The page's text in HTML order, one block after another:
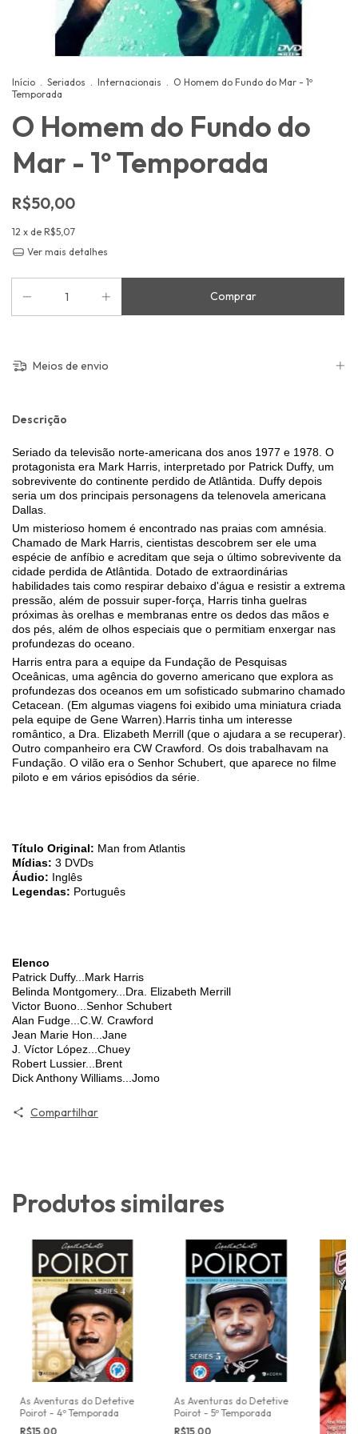
Início . Seriados . Internacionais . O Homem do Fundo do Mar - 1º
Temporada
O Homem do Fundo do
Mar - 1º Temporada
R$50,00
12 x de R$5,07
Ver mais detalhes
Meios de envio
Descrição
Seriado da televisão norte-americana dos anos 1977 e 1978. O
protagonista era Mark Harris, interpretado por Patrick Duffy, um
sobrevivente do continente perdido de Atlântida. Duffy depois
seria um dos principais personagens da telenovela americana
Dallas.
Um misterioso homem é encontrado nas praias com amnésia.
Chamado de Mark Harris, cientistas descobrem ser ele uma
espécie de anfíbio e acreditam que seja o último sobrevivente da
cidade perdida de Atlântida. Dotado de extraordinárias
habilidades tais como respirar debaixo d'água e resistir a extrema
pressão, além de possuir super-força, Harris tinha guelras
próximas às orelhas e membranas entre os dedos das mãos e
dos pés, além de olhos especiais que o permitiam enxergar nas
profundezas do oceano.
Harris entra para a equipe da Fundação de Pesquisas
Oceânicas, uma agência do governo americano que explora as
profundezas dos oceanos em um sofisticado submarino chamado
Cetacean. (Em algumas viagens foi exibido uma miniatura criada
pela equipe de Gene Warren).Harris tinha um interesse
romântico, a Dra. Elizabeth Merrill (que o ajudara a se recuperar).
Outro companheiro era CW Crawford. Os dois trabalhavam na
Fundação. O vilão era o Senhor Schubert, que aparece no filme
piloto e em vários episódios da série.
Título Original: Man from Atlantis
Mídias: 3 DVDs
Áudio: Inglês
Legendas: Português
Elenco
Patrick Duffy...Mark Harris
Belinda Montgomery...Dra. Elizabeth Merrill
Victor Buono...Senhor Schubert
Alan Fudge...C.W. Crawford
Jean Marie Hon...Jane
J. Víctor López...Chuey
Robert Lussier...Brent
Dick Anthony Williams...Jomo
Compartilhar
Produtos similares
As Aventuras do Detetive
Poirot - 4º Temporada
R$15,00
As Aventuras do Detetive
Poirot - 5º Temporada
R$15,00